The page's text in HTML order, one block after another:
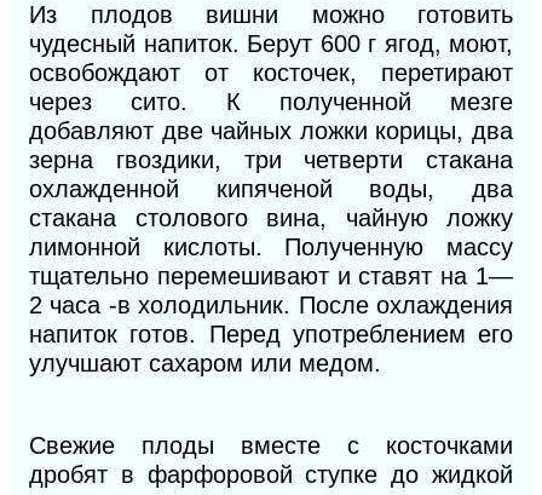
Из плодов вишни можно готовить
чудесный напиток. Берут 600 г ягод, моют,
освобождают от косточек, перетирают
через сито. К полученной мезге
добавляют две чайных ложки корицы, два
зерна гвоздики, три четверти стакана
охлажденной кипяченой воды, два
стакана столового вина, чайную ложку
лимонной кислоты. Полученную массу
тщательно перемешивают и ставят на 1—
2 часа -в холодильник. После охлаждения
напиток готов. Перед употреблением его
улучшают сахаром или медом.
Свежие плоды вместе с косточками
дробят в фарфоровой ступке до жидкой